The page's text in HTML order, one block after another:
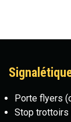
Porte flyers
Stop trottoirs